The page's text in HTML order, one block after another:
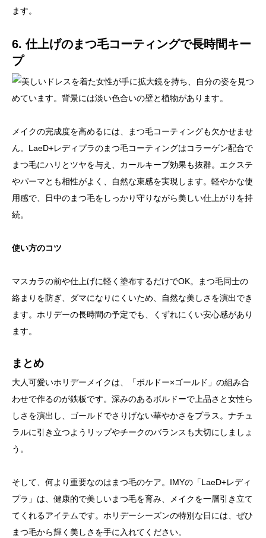
ます。
6. 仕上げのまつ毛コーティングで長時間キー
プ
メイクの完成度を高めるには、まつ毛コーティングも欠かせませ
ん。LaeD+レディプラのまつ毛コーティングはコラーゲン配合で
まつ毛にハリとツヤを与え、カールキープ効果も抜群。エクステ
やパーマとも相性がよく、自然な束感を実現します。軽やかな使
用感で、日中のまつ毛をしっかり守りながら美しい仕上がりを持
続。
使い方のコツ
マスカラの前や仕上げに軽く塗布するだけでOK。まつ毛同士の
絡まりを防ぎ、ダマになりにくいため、自然な美しさを演出でき
ます。ホリデーの長時間の予定でも、くずれにくい安心感があり
ます。
まとめ
大人可愛いホリデーメイクは、「ボルドー×ゴールド」の組み合
わせで作るのが鉄板です。深みのあるボルドーで上品さと女性ら
しさを演出し、ゴールドでさりげない華やかさをプラス。ナチュ
ラルに引き立つようリップやチークのバランスも大切にしましょ
う。
そして、何より重要なのはまつ毛のケア。IMYの「LaeD+レディ
プラ」は、健康的で美しいまつ毛を育み、メイクを一層引き立て
てくれるアイテムです。ホリデーシーズンの特別な日には、ぜひ
まつ毛から輝く美しさを手に入れてください。